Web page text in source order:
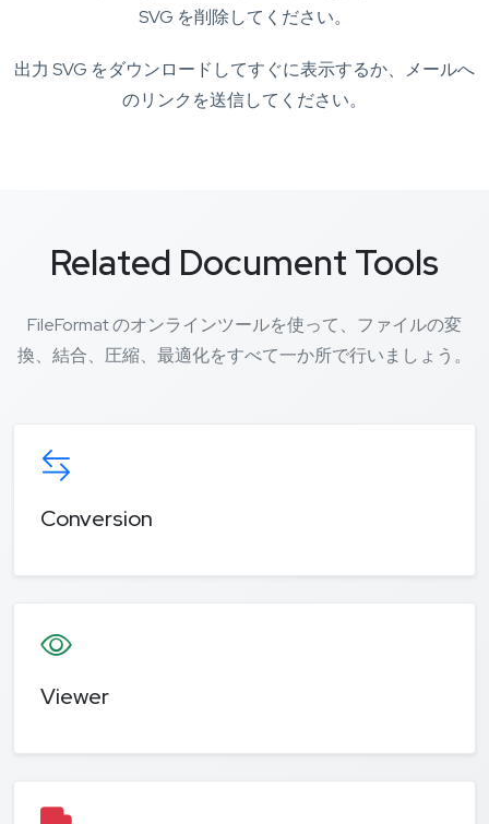
SVG を削除してください。
出力 SVG をダウンロードしてすぐに表示するか、メールへ
のリンクを送信してください。
Related Document Tools
FileFormat のオンラインツールを使って、ファイルの変
換、結合、圧縮、最適化をすべて一か所で行いましょう。
Conversion
Viewer